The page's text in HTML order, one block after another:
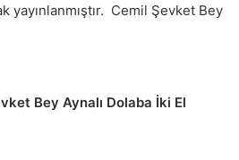
yayınlanmıştır. Cemil Şevket Bey
Bey Aynalı Dolaba İki El